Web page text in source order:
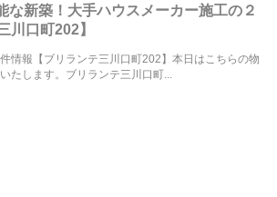
な新築！大手ハウスメーカー施工の２
川口町202】
情報【ブリランテ三川口町202】本日はこちらの物
たします。ブリランテ三川口町...